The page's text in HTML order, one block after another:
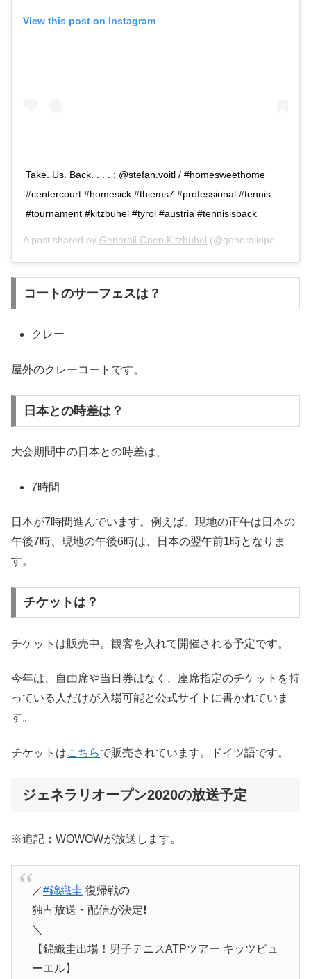
View this post on Instagram
Take. Us. Back. . . . : @stefan.voitl / #homesweethome
#centercourt #homesick #thiems7 #professional #tennis
#tournament #kitzbühel #tyrol #austria #tennisisback
A post shared by Generali Open Kitzbühel (@generaliopen) on
コートのサーフェスは？
クレー
屋外のクレーコートです。
日本との時差は？
大会期間中の日本との時差は、
7時間
日本が7時間進んでいます。例えば、現地の正午は日本の
午後7時、現地の午後6時は、日本の翌午前1時となりま
す。
チケットは？
チケットは販売中。観客を入れて開催される予定です。
今年は、自由席や当日券はなく、座席指定のチケットを持
っている人だけが入場可能と公式サイトに書かれていま
す。
チケットはこちらで販売されています。ドイツ語です。
ジェネラリオープン2020の放送予定
※追記：WOWOWが放送します。
／#錦織圭 復帰戦の
独占放送・配信が決定❗
＼
【錦織圭出場！男子テニスATPツアー キッツビュ
ーエル】